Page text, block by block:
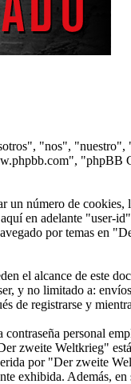
"nos",
"phpBB
número de cookies,
en adelante "user-
por temas en
el alcance de este
y no limitado a:
registrarse y
personal
zweite Weltkrieg"
por "Der zweite
exhibida. Además,